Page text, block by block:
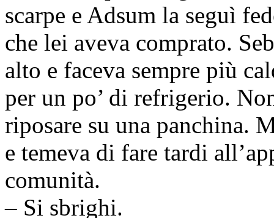
scarpe e Adsum la seguì
che lei aveva comprato.
alto e faceva sempre più
per un po’ di refrigerio.
riposare su una panchina.
e temeva di fare tardi
comunità.
– Si sbrighi.